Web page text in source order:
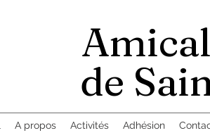
de
A propos Activités Adhésion